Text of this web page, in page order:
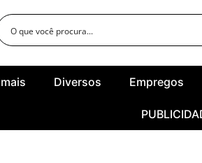
Diversos Empregos